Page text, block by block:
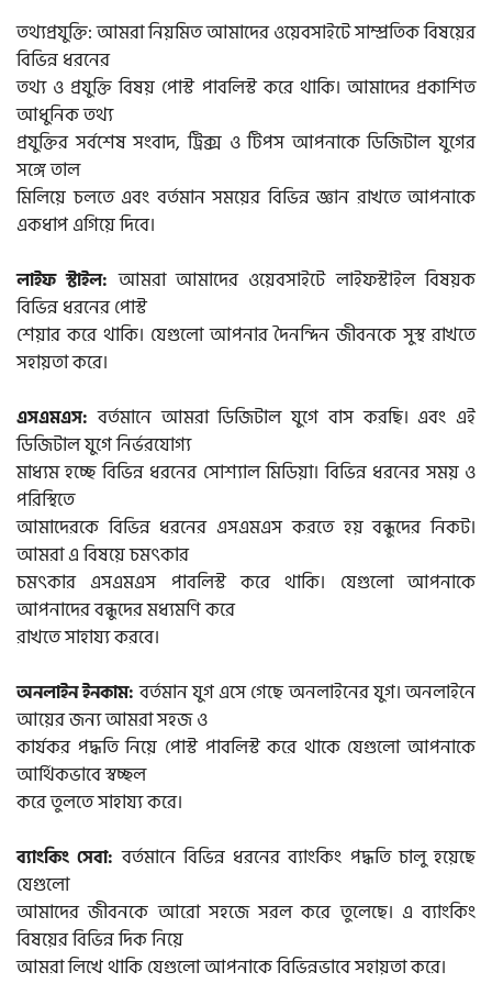
তথ্যপ্রযুক্তি: আমরা নিয়মিত আমাদের ওয়েবসাইটে সাম্প্রতিক বিষয়ের
বিভিন্ন ধরনের
তথ্য ও প্রযুক্তি বিষয় পোস্ট পাবলিস্ট করে থাকি। আমাদের প্রকাশিত
আধুনিক তথ্য
প্রযুক্তির সর্বশেষ সংবাদ, ট্রিক্স ও টিপস আপনাকে ডিজিটাল যুগের
সঙ্গে তাল
মিলিয়ে চলতে এবং বর্তমান সময়ের বিভিন্ন জ্ঞান রাখতে আপনাকে
একধাপ এগিয়ে দিবে।
লাইফ স্টাইল: আমরা আমাদের ওয়েবসাইটে লাইফস্টাইল বিষয়ক
বিভিন্ন ধরনের পোস্ট
শেয়ার করে থাকি। যেগুলো আপনার দৈনন্দিন জীবনকে সুস্থ রাখতে
সহায়তা করে।
এসএমএস: বর্তমানে আমরা ডিজিটাল যুগে বাস করছি। এবং এই
ডিজিটাল যুগে নির্ভরযোগ্য
মাধ্যম হচ্ছে বিভিন্ন ধরনের সোশ্যাল মিডিয়া। বিভিন্ন ধরনের সময় ও
পরিস্থিতে
আমাদেরকে বিভিন্ন ধরনের এসএমএস করতে হয় বন্ধুদের নিকট।
আমরা এ বিষয়ে চমৎকার
চমৎকার এসএমএস পাবলিস্ট করে থাকি। যেগুলো আপনাকে
আপনাদের বন্ধুদের মধ্যমণি করে
রাখতে সাহায্য করবে।
অনলাইন ইনকাম:বর্তমান যুগ এসে গেছে অনলাইনের যুগ। অনলাইনে
আয়ের জন্য আমরা সহজ ও
কার্যকর পদ্ধতি নিয়ে পোস্ট পাবলিস্ট করে থাকে যেগুলো আপনাকে
আর্থিকভাবে স্বচ্ছল
করে তুলতে সাহায্য করে।
ব্যাংকিং সেবা: বর্তমানে বিভিন্ন ধরনের ব্যাংকিং পদ্ধতি চালু হয়েছে
যেগুলো
আমাদের জীবনকে আরো সহজে সরল করে তুলেছে। এ ব্যাংকিং
বিষয়ের বিভিন্ন দিক নিয়ে
আমরা লিখে থাকি যেগুলো আপনাকে বিভিন্নভাবে সহায়তা করে।